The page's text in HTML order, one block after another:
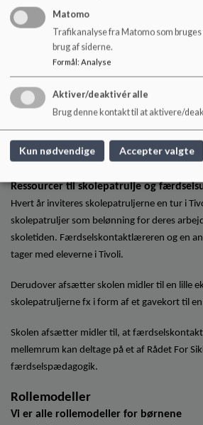
• Færdselslæreren deltager i møder med
færdselskontaktlærere ca. 2 gange årligt
• Færdselskontakt læreren del tager i
• Færdselskontaktlæreren står for tilmelding
trafikaktiviteter på skolen (f.eks. Alle Børn
Lys på med Ludvig, Vi Cykler Til Arbejde mv.)
• Skolen har kampagner i forbindelse med
vinter.
Ressourcer til skolepatrulje og
Hvert år inviteres skolepatruljerne en tur i
skolepatruljer som belønning for deres
skoletiden. Færdselskontaktlæreren og en
tager med eleverne i Tivoli.
Derudover afsætter skolen midler til en lille
skolepatruljerne fx i form af et gavekort til
Skolen afsætter midler til, at
mellemrum kan deltage på et af Rådet For
færdselspædagogik.
Rollemodeller
Vi er alle rollemodeller for børnene
Matomo
Trafikanalyse fra Matomo som
brug af siderne.
Formål: Analyse
Aktiver/deaktivér alle
Brug denne kontakt til at aktivere/
Kun nødvendige Accepter valgte